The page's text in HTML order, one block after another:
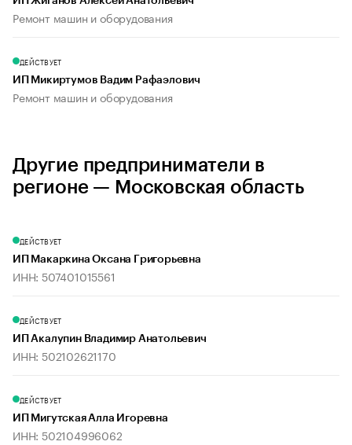
Ремонт машин и оборудования
ДЕЙСТВУЕТ
ИП Микиртумов Вадим Рафаэлович
Ремонт машин и оборудования
Другие предприниматели в
регионе — Московская область
ДЕЙСТВУЕТ
ИП Макаркина Оксана Григорьевна
ИНН: 507401015561
ДЕЙСТВУЕТ
ИП Акалупин Владимир Анатольевич
ИНН: 502102621170
ДЕЙСТВУЕТ
ИП Мигутская Алла Игоревна
ИНН: 502104996062